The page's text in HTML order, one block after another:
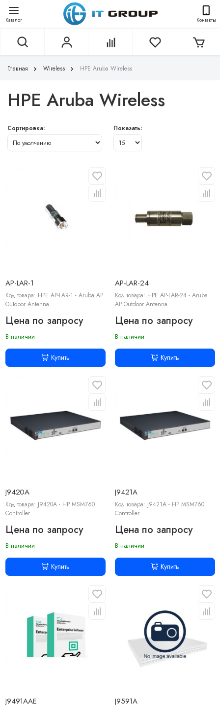
Каталог Контакты
Главная Wireless HPE Aruba Wireless
HPE Aruba Wireless
Сортировка: Показать:
AP-LAR-1
Код товара: HPE AP-LAR-1 - Aruba AP
Outdoor Antenna
Цена по запросу
В наличии
Купить
AP-LAR-24
Код товара: HPE AP-LAR-24 - Aruba
AP Outdoor Antenna
Цена по запросу
В наличии
Купить
J9420A
Код товара: J9420A - HP MSM760
Controller
Цена по запросу
В наличии
Купить
J9421A
Код товара: J9421A - HP MSM760
Controller
Цена по запросу
В наличии
Купить
J9491AAE J9591A